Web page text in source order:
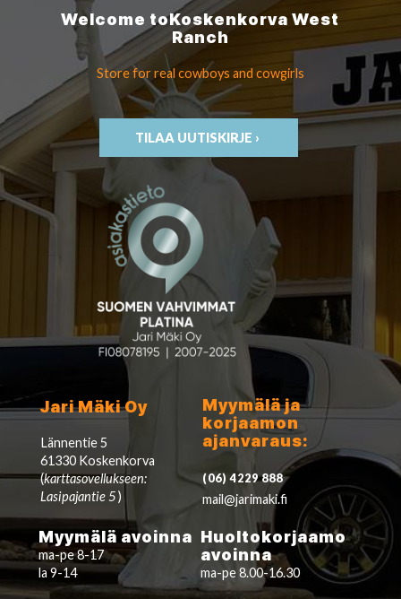
Welcome toKoskenkorvaWest
Ranch
Store for real cowboys and cowgirls
TILAA UUTISKIRJE ›
Jari Mäki Oy
Lännentie 5
61330 Koskenkorva
(karttasovellukseen:
Lasipajantie 5)
Myymälä ja
korjaamon
ajanvaraus:
(06) 4229 888
mail@jarimaki.fi
Myymälä avoinna
ma-pe 8-17
la 9-14
Huoltokorjaamo
avoinna
ma-pe 8.00-16.30